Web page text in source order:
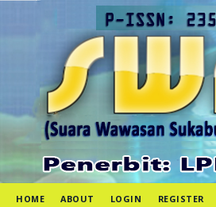
HOME ABOUT LOGIN REGISTER